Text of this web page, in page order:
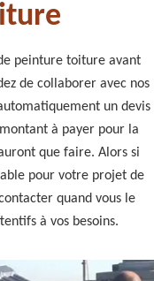
peinture toiture avant
de collaborer avec nos
un devis
à payer pour la
que faire. Alors si
pour votre projet de
quand vous le
à vos besoins.